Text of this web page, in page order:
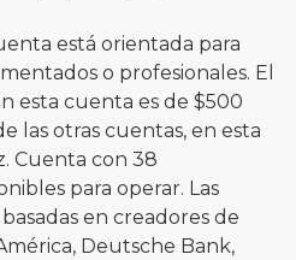
está orientada para
o profesionales. El
esta cuenta es de $500
las otras cuentas, en esta
Cuenta con 38
para operar. Las
en creadores de
Deutsche Bank,